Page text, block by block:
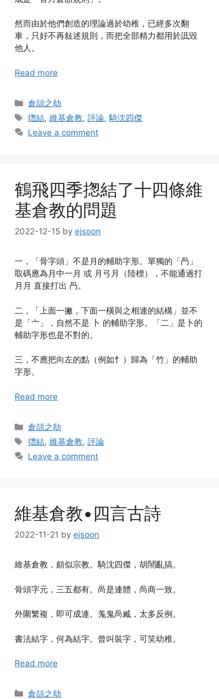
然而由於他們創造的理論過於幼稚，已經多次翻
車，只好不再敍述規則，而把全部精力都用於詆毀
他人。
Read more
Categories
倉頡之劫
Tags
揔結,維基倉教,評論,騎沈四傑
Leave a comment
鶴飛四季揔結了十四條維
基倉教的問題
2022-12-15 by ejsoon
一，「骨字頭」不是月的輔助字形。單獨的「冎」
取碼應為月中一月 或 月弓月（陸標），不能通過打
月月 直接打出 冎。
二，「上面一撇，下面一橫與之相連的結構」並不
是「亠」，自然不是 卜 的輔助字形。「二」是卜的
輔助字形也是不對的。
三，不應把向左的點（例如忄）歸為「竹」的輔助
字形。
Read more
Categories
倉頡之劫
Tags
揔結,維基倉教,評論
Leave a comment
維基倉教•四言古詩
2022-11-21 by ejsoon
維基倉教，頗似宗教。騎沈四傑，胡鬧亂搞。
骨頭字元，三五都有。咼是連體，咼商一致。
外圍繁複，即可成連。羗鬼咼臧，太多反例。
書法結字，何為結字。曾叫裝字，可笑幼稚。
Read more
Categories
倉頡之劫